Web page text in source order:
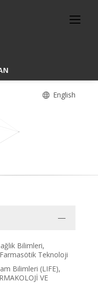
English
Bilimleri,
Farmasötik Teknoloji
Bilimleri (LIFE),
VE